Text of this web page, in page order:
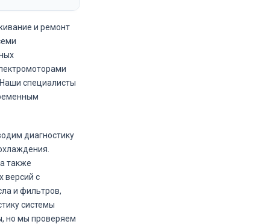
и ремонт
специалисты
диагностику
также
версий с
и фильтров,
системы
но мы проверяем